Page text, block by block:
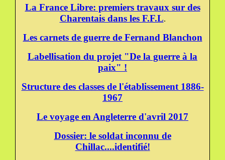
La France Libre: premiers travaux sur des
Charentais dans les F.F.L.
Les carnets de guerre de Fernand Blanchon
Labellisation du projet "De la guerre à la
paix" !
Structure des classes de l'établissement 1886-
1967
Le voyage en Angleterre d'avril 2017
Dossier: le soldat inconnu de
Chillac....identifié!